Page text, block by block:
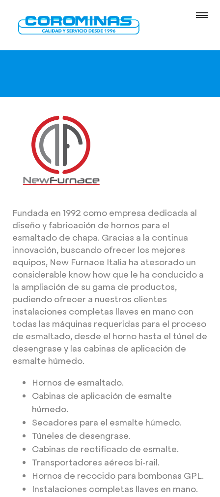
Fundada en 1992 como empresa dedicada al
diseño y fabricación de hornos para el
esmaltado de chapa. Gracias a la continua
innovación, buscando ofrecer los mejores
equipos, New Furnace Italia ha atesorado un
considerable know how que le ha conducido a
la ampliación de su gama de productos,
pudiendo ofrecer a nuestros clientes
instalaciones completas llaves en mano con
todas las máquinas requeridas para el proceso
de esmaltado, desde el horno hasta el túnel de
desengrase y las cabinas de aplicación de
esmalte húmedo.
Hornos de esmaltado.
Cabinas de aplicación de esmalte
húmedo.
Secadores para el esmalte húmedo.
Túneles de desengrase.
Cabinas de rectificado de esmalte.
Transportadores aéreos bi-rail.
Hornos de recocido para bombonas GPL.
Instalaciones completas llaves en mano.